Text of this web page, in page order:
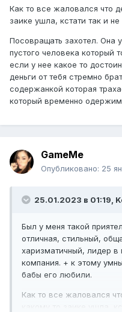
Как то все жаловался что
заике ушла, кстати так и не
Посовращать захотел. Она
пустого человека который
если у нее какое то
деньги от тебя стремно
содержанкой которая
который временно
GameMe
Опубликовано: 25
25.01.2023 в 01:19,
Был у меня такой
отличная, стильный,
харизматичный, лидер в
компания. + к этому
бабы его любили.
Как то все жаловался